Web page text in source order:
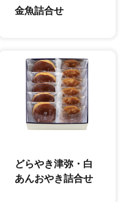
金魚詰合せ
どらやき津弥・白
あんおやき詰合せ